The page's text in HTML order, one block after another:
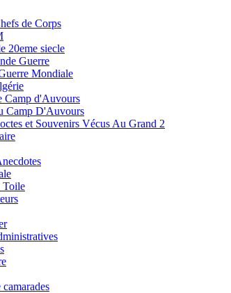
de Corps
20eme siecle
Guerre
Mondiale
Camp d'Auvours
Camp D'Auvours
et Souvenirs Vécus Au Grand 2
Toile